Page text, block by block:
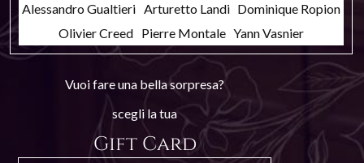
Alessandro Gualtieri Arturetto Landi Dominique Ropion
Olivier Creed Pierre Montale Yann Vasnier
Vuoi fare una bella sorpresa?
scegli la tua
Gift Card